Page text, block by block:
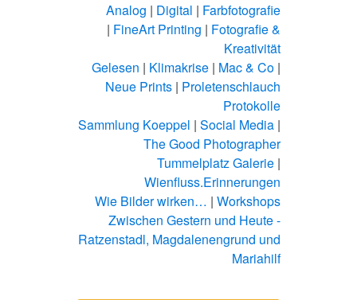
Analog | Digital | Farbfotografie
| FineArt Printing | Fotografie &
Kreativität
Gelesen | Klimakrise | Mac & Co |
Neue Prints | Proletenschlauch
Protokolle
Sammlung Koeppel |Social Media |
The Good Photographer
Tummelplatz Galerie |
Wienfluss.Erinnerungen
Wie Bilder wirken… |Workshops
Zwischen Gestern und Heute -
Ratzenstadl, Magdalenengrund und
Mariahilf